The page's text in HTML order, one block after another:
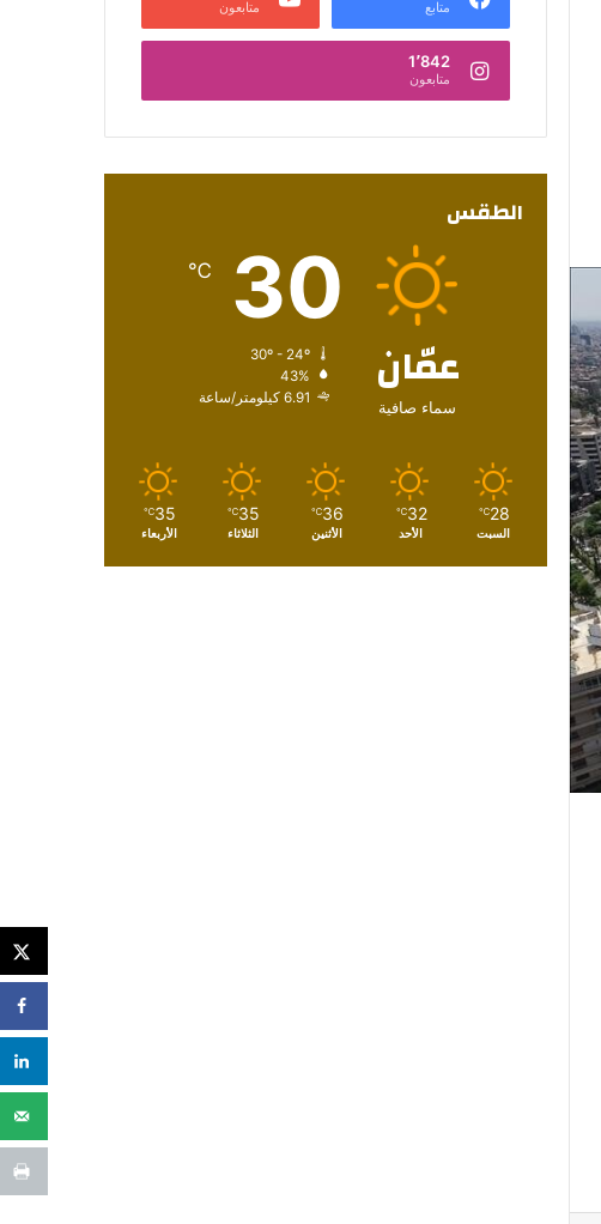
متابع متابعون
1٬842
متابعون
الطقس
عمّان
سماء صافية
30
℃
43%
6.91 كيلومتر/ساعة
28
℃
السبت
32
℃
الأحد
36
℃
الأثنين
35
℃
الثلاثاء
35
℃
الأربعاء